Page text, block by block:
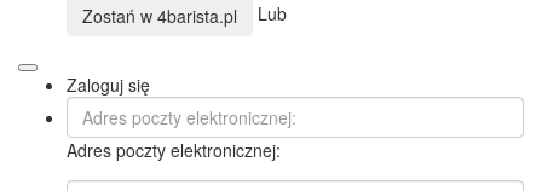
Zostań w 4barista.pl Lub
Zaloguj się
Adres poczty elektronicznej: